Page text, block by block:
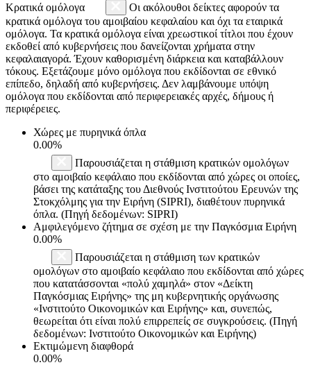
Κρατικά ομόλογα
Οι ακόλουθοι δείκτες αφορούν τα
κρατικά ομόλογα του αμοιβαίου κεφαλαίου και όχι τα εταιρικά
ομόλογα. Τα κρατικά ομόλογα είναι χρεωστικοί τίτλοι που έχουν
εκδοθεί από κυβερνήσεις που δανείζονται χρήματα στην
κεφαλαιαγορά. Έχουν καθορισμένη διάρκεια και καταβάλλουν
τόκους. Εξετάζουμε μόνο ομόλογα που εκδίδονται σε εθνικό
επίπεδο, δηλαδή από κυβερνήσεις. Δεν λαμβάνουμε υπόψη
ομόλογα που εκδίδονται από περιφερειακές αρχές, δήμους ή
περιφέρειες.
Χώρες με πυρηνικά όπλα
0.00%
Παρουσιάζεται η στάθμιση κρατικών ομολόγων
στο αμοιβαίο κεφάλαιο που εκδίδονται από χώρες οι οποίες,
βάσει της κατάταξης του Διεθνούς Ινστιτούτου Ερευνών της
Στοκχόλμης για την Ειρήνη (SIPRI), διαθέτουν πυρηνικά
όπλα. (Πηγή δεδομένων: SIPRI)
Αμφιλεγόμενο ζήτημα σε σχέση με την Παγκόσμια Ειρήνη
0.00%
Παρουσιάζεται η στάθμιση των κρατικών
ομολόγων στο αμοιβαίο κεφάλαιο που εκδίδονται από χώρες
που κατατάσσονται «πολύ χαμηλά» στον «Δείκτη
Παγκόσμιας Ειρήνης» της μη κυβερνητικής οργάνωσης
«Ινστιτούτο Οικονομικών και Ειρήνης» και, συνεπώς,
θεωρείται ότι είναι πολύ επιρρεπείς σε συγκρούσεις. (Πηγή
δεδομένων: Ινστιτούτο Οικονομικών και Ειρήνης)
Εκτιμώμενη διαφθορά
0.00%